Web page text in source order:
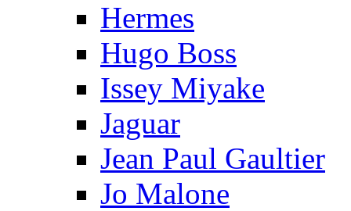
Hermes
Hugo Boss
Issey Miyake
Jaguar
Jean Paul Gaultier
Jo Malone